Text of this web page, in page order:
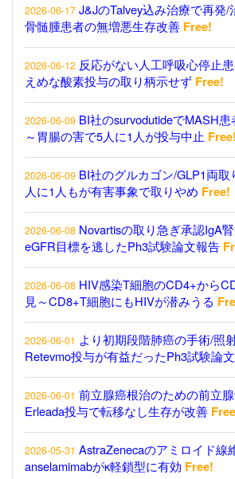
2026-06-17 J&JのTalvey込み治療で再発
骨髄腫患者の無増悪生存改善 Free!
2026-06-12 反応がない人工呼吸心停止
えめな酸素投与の取り柄示せず Free!
2026-06-09 BI社のsurvodutideでMASH
～胃腸の害で5人に1人が投与中止 Free!
2026-06-09 BI社のグルカゴン/GLP1両取
人に1人もが有害事象で取りやめ Free!
2026-06-08 Novartisの取り急ぎ承認IgA
eGFR目標を逃したPh3試験論文報告
2026-06-08 HIV感染T細胞のCD4+から
見～CD8+T細胞にもHIVが潜みうる
2026-06-01 より初期段階肺癌の手術/照
Retevmo投与が有益だったPh3試験論文
2026-06-01 前立腺癌根治のための前立
Erleada投与で転移なし生存が改善
2026-05-31 AstraZenecaのアミロイド線
anselamimabがκ軽鎖型に有効 Free!